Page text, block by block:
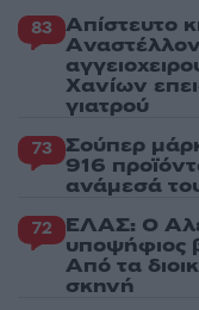
83 Απίστευτο
Χανίων
γιατρού
73 Σούπερ
916
ανάμεσά
72 ΕΛΑΣ: Ο
υποψήφιος
Από τα
σκηνή